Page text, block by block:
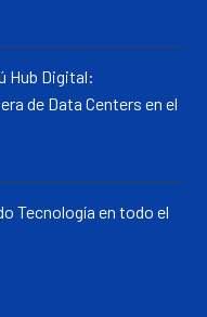
Hub Digital:
de Data Centers en el
Tecnología en todo el